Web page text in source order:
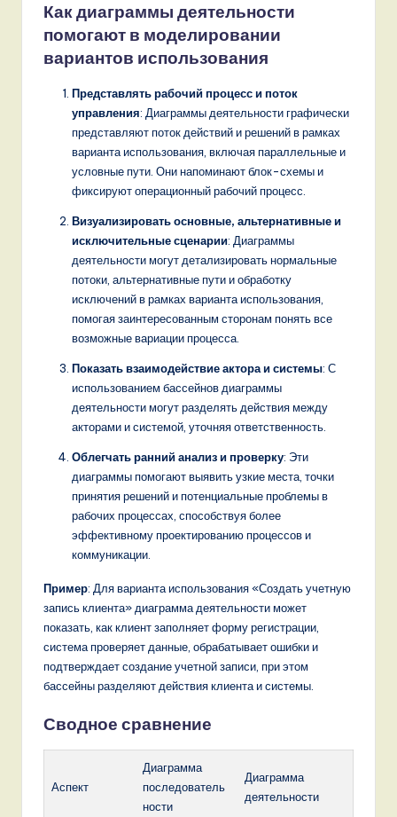
Как диаграммы деятельности
помогают в моделировании
вариантов использования
Представлять рабочий процесс и поток
управления: Диаграммы деятельности графически
представляют поток действий и решений в рамках
варианта использования, включая параллельные и
условные пути. Они напоминают блок-схемы и
фиксируют операционный рабочий процесс.
Визуализировать основные, альтернативные и
исключительные сценарии: Диаграммы
деятельности могут детализировать нормальные
потоки, альтернативные пути и обработку
исключений в рамках варианта использования,
помогая заинтересованным сторонам понять все
возможные вариации процесса.
Показать взаимодействие актора и системы: С
использованием бассейнов диаграммы
деятельности могут разделять действия между
акторами и системой, уточняя ответственность.
Облегчать ранний анализ и проверку: Эти
диаграммы помогают выявить узкие места, точки
принятия решений и потенциальные проблемы в
рабочих процессах, способствуя более
эффективному проектированию процессов и
коммуникации.
Пример: Для варианта использования «Создать учетную
запись клиента» диаграмма деятельности может
показать, как клиент заполняет форму регистрации,
система проверяет данные, обрабатывает ошибки и
подтверждает создание учетной записи, при этом
бассейны разделяют действия клиента и системы.
Сводное сравнение
Аспект
Диаграмма
последователь
ности
Диаграмма
деятельности